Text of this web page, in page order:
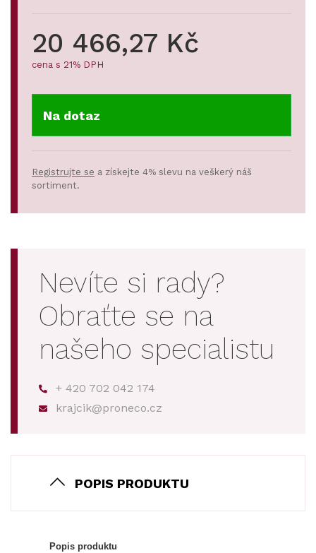
20 466,27 Kč
cena s 21% DPH
Na dotaz
Registrujte se a získejte 4% slevu na veškerý náš
sortiment.
Nevíte si rady?
Obraťte se na
našeho specialistu
+ 420 702 042 174
krajcik@proneco.cz
POPIS PRODUKTU
Popis produktu